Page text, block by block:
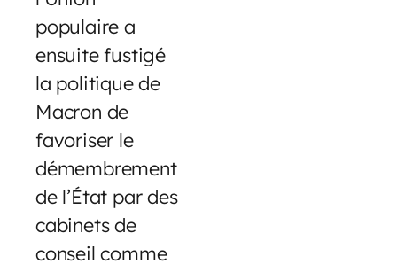
populaire a
ensuite fustigé
la politique de
Macron de
favoriser le
démembrement
de l’État par des
cabinets de
conseil comme